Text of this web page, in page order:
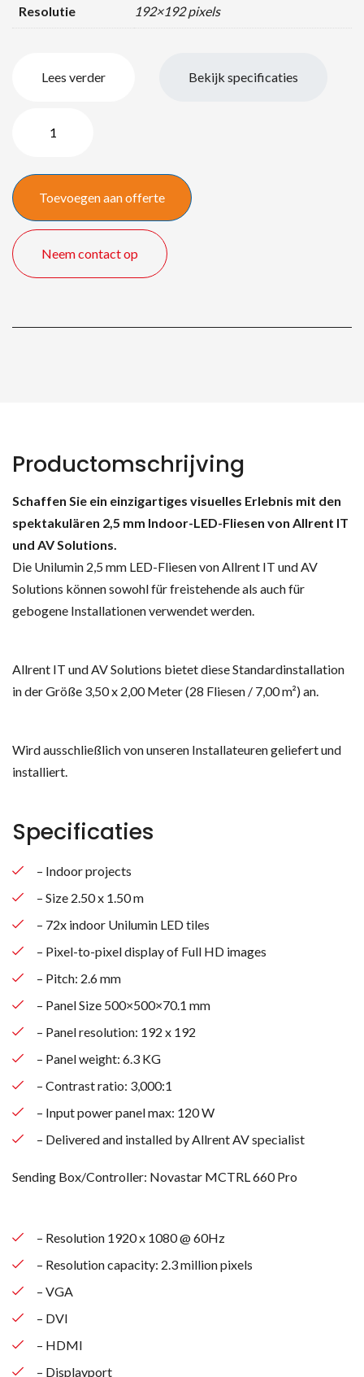
Resolutie 192×192 pixels
Lees verder Bekijk specificaties
UPAD4
3,50
x
2,00
meter
aantal
Toevoegen aan offerte
Neem contact op
Productomschrijving
Schaffen Sie ein einzigartiges visuelles Erlebnis mit den
spektakulären 2,5 mm Indoor-LED-Fliesen von Allrent IT
und AV Solutions.
Die Unilumin 2,5 mm LED-Fliesen von Allrent IT und AV
Solutions können sowohl für freistehende als auch für
gebogene Installationen verwendet werden.
Allrent IT und AV Solutions bietet diese Standardinstallation
in der Größe 3,50 x 2,00 Meter (28 Fliesen / 7,00 m²) an.
Wird ausschließlich von unseren Installateuren geliefert und
installiert.
Specificaties
– Indoor projects
– Size 2.50 x 1.50 m
– 72x indoor Unilumin LED tiles
– Pixel-to-pixel display of Full HD images
– Pitch: 2.6 mm
– Panel Size 500×500×70.1 mm
– Panel resolution: 192 x 192
– Panel weight: 6.3 KG
– Contrast ratio: 3,000:1
– Input power panel max: 120 W
– Delivered and installed by Allrent AV specialist
Sending Box/Controller: Novastar MCTRL 660 Pro
– Resolution 1920 x 1080 @ 60Hz
– Resolution capacity: 2.3 million pixels
– VGA
– DVI
– HDMI
– Displayport